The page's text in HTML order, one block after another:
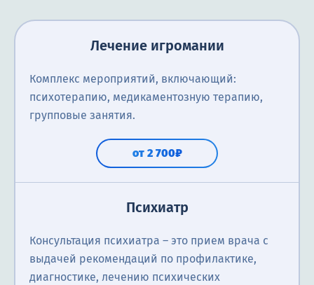
Лечение игромании
Комплекс мероприятий, включающий:
психотерапию, медикаментозную терапию,
групповые занятия.
от 2 700₽
Психиатр
Консультация психиатра ― это прием врача с
выдачей рекомендаций по профилактике,
диагностике, лечению психических